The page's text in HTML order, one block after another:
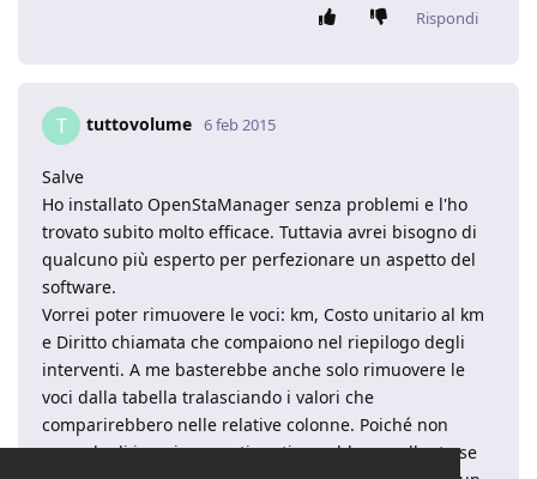
Rispondi
T tuttovolume 6 feb 2015
Salve
Ho installato OpenStaManager senza problemi e l'ho
trovato subito molto efficace. Tuttavia avrei bisogno di
qualcuno più esperto per perfezionare un aspetto del
software.
Vorrei poter rimuovere le voci: km, Costo unitario al km
e Diritto chiamata che compaiono nel riepilogo degli
interventi. A me basterebbe anche solo rimuovere le
voci dalla tabella tralasciando i valori che
comparirebbero nelle relative colonne. Poiché non
prevedo di inserire questi costi, sarebbe eccellente se